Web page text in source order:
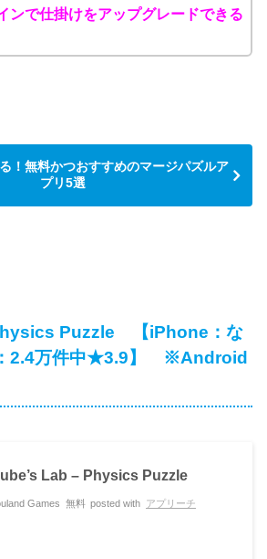
ンで仕掛けをアップグレードできる
！無料かつおすすめのマージパズルア
プリ5選
Puzzle 【iPhone：な
2.4万件中★3.9】 ※Android
Lab – Physics Puzzle
Games 無料 posted with アプリーチ